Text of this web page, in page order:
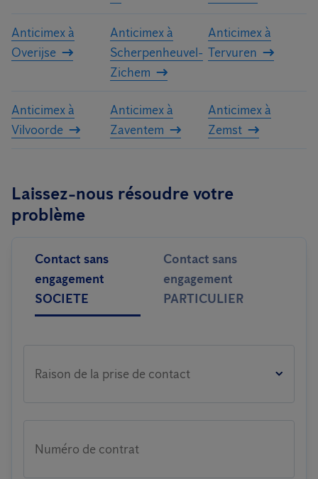
Anticimex à
Overijse
Anticimex à
Scherpenheuvel-
Zichem
Anticimex à
Tervuren
Anticimex à
Vilvoorde
Anticimex à
Zaventem
Anticimex à
Zemst
Laissez-nous résoudre votre
problème
Contact sans
engagement
SOCIETE
Contact sans
engagement
PARTICULIER
Raison de la prise de contact
Numéro de contrat